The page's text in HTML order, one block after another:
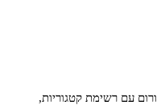
עם רשימת קטגוריות,